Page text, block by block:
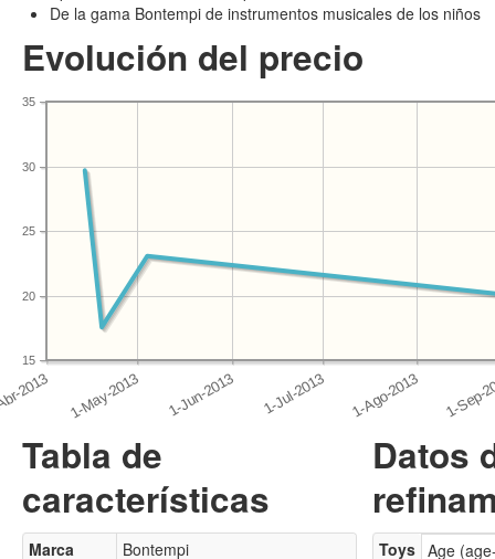
De la gama Bontempi de instrumentos musicales de los niños
Evolución del precio
15
20
25
30
35
Tabla de
características
Marca Bontempi
Datos
Toys Age